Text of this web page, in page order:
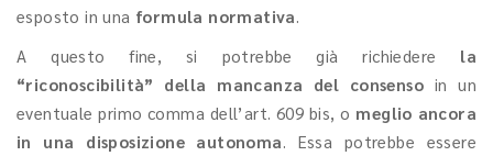
esposto in una formula normativa.
A questo fine, si potrebbe già richiedere la
“riconoscibilità” della mancanza del consenso in un
eventuale primo comma dell’art. 609 bis, o meglio ancora
in una disposizione autonoma. Essa potrebbe essere